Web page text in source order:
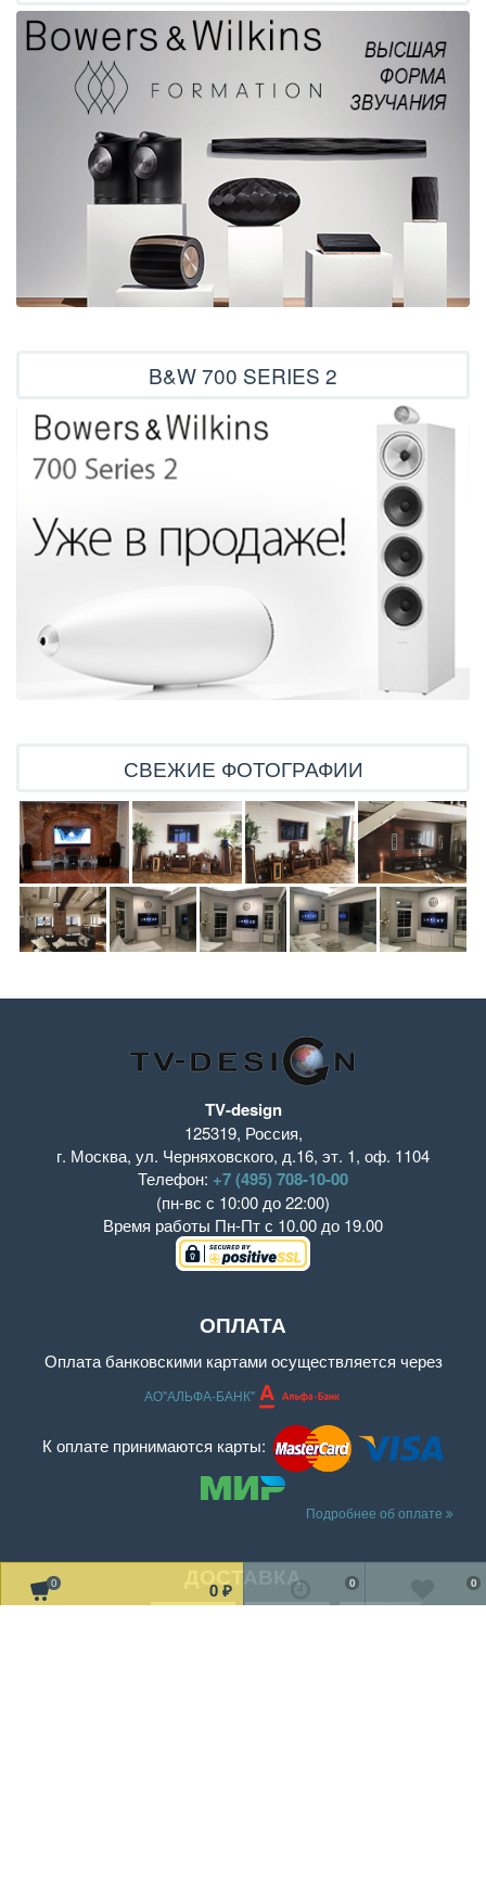
0 0 ₽
0
0
B&W 700 SERIES 2
СВЕЖИЕ ФОТОГРАФИИ
TV-design
125319, Россия,
г. Москва, ул. Черняховского, д.16, эт. 1, оф. 1104
Телефон: +7 (495) 708-10-00
(пн-вс с 10:00 до 22:00)
Время работы Пн-Пт с 10.00 до 19.00
ОПЛАТА
Оплата банковскими картами осуществляется через
АО"АЛЬФА-БАНК"
К оплате принимаются карты:
Подробнее об оплате
ДОСТАВКА